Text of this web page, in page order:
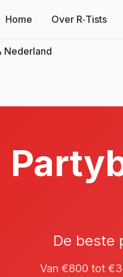
Home Over R‑Tists
Nederland
De beste
Van €800 tot